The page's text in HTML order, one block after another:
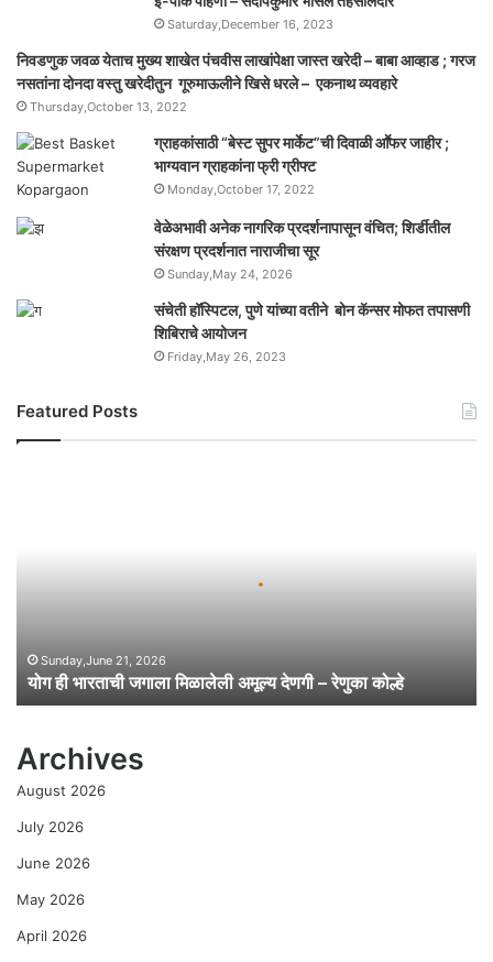
Saturday,December 16, 2023
निवडणुक जवळ येताच मुख्य शाखेत पंचवीस लाखांपेक्षा जास्त खरेदी – बाबा आव्हाड ; गरज
नसतांना दोनदा वस्तु खरेदीतुन गूरुमाऊलीने खिसे धरले – एकनाथ व्यवहारे
Thursday,October 13, 2022
ग्राहकांसाठी “बेस्ट सुपर मार्केट”ची दिवाळी आॕफर जाहीर ;
भाग्यवान ग्राहकांना फ्री ग्रीफ्ट
Monday,October 17, 2022
वेळेअभावी अनेक नागरिक प्रदर्शनापासून वंचित; शिर्डीतील
संरक्षण प्रदर्शनात नाराजीचा सूर
Sunday,May 24, 2026
संचेती हॉस्पिटल, पुणे यांच्या वतीने बोन कॅन्सर मोफत तपासणी
शिबिराचे आयोजन
Friday,May 26, 2023
Featured Posts
ला
मि
ले
ली
अ
मू
दे
ण
–
Sunday,June 21, 2026
योग ही भारताची जगाला मिळालेली अमूल्य देणगी – रेणुका कोल्हे
Archives
August 2026
July 2026
June 2026
May 2026
April 2026